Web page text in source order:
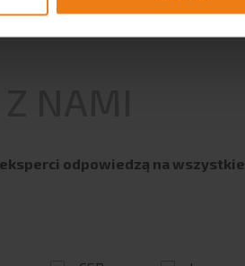
odpowiedzą na wszystkie